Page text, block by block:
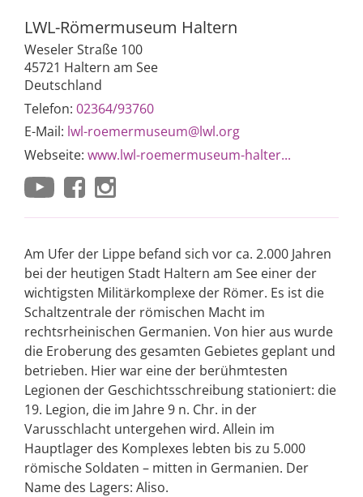
LWL-Römermuseum Haltern
Weseler Straße 100
45721 Haltern am See
Deutschland
Telefon: 02364/93760
E-Mail: lwl-roemermuseum@lwl.org
Webseite: www.lwl-roemermuseum-halter...
Am Ufer der Lippe befand sich vor ca. 2.000 Jahren
bei der heutigen Stadt Haltern am See einer der
wichtigsten Militärkomplexe der Römer. Es ist die
Schaltzentrale der römischen Macht im
rechtsrheinischen Germanien. Von hier aus wurde
die Eroberung des gesamten Gebietes geplant und
betrieben. Hier war eine der berühmtesten
Legionen der Geschichtsschreibung stationiert: die
19. Legion, die im Jahre 9 n. Chr. in der
Varusschlacht untergehen wird. Allein im
Hauptlager des Komplexes lebten bis zu 5.000
römische Soldaten – mitten in Germanien. Der
Name des Lagers: Aliso.